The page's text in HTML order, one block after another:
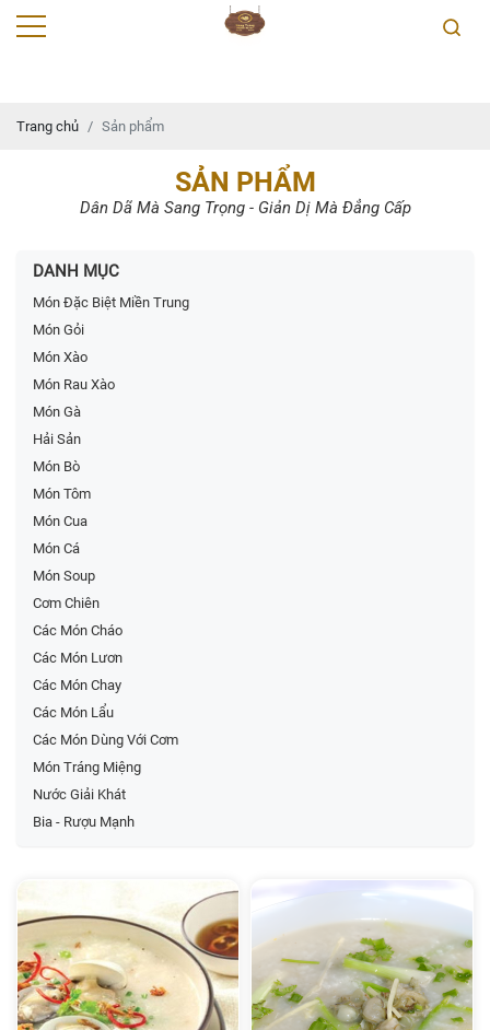
Trang chủ Sản phẩm
SẢN PHẨM
Dân Dã Mà Sang Trọng - Giản Dị Mà Đẳng Cấp
DANH MỤC
Món Đặc Biệt Miền Trung
Món Gỏi
Món Xào
Món Rau Xào
Món Gà
Hải Sản
Món Bò
Món Tôm
Món Cua
Món Cá
Món Soup
Cơm Chiên
Các Món Cháo
Các Món Lươn
Các Món Chay
Các Món Lẩu
Các Món Dùng Với Cơm
Món Tráng Miệng
Nước Giải Khát
Bia - Rượu Mạnh